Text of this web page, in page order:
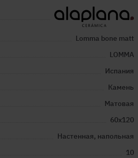
Lomma bone matt
LOMMA
Испания
Камень
Матовая
60x120
Настенная, напольная
10